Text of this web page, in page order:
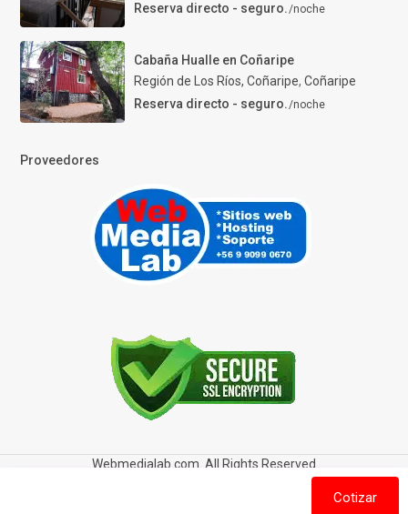
Reserva directo - seguro./noche
Cabaña Hualle en Coñaripe
Región de Los Ríos, Coñaripe, Coñaripe
Reserva directo - seguro./noche
Proveedores
Webmedialab.com. All Rights Reserved
Política de privacidad
Política de Cookies
Cotizar